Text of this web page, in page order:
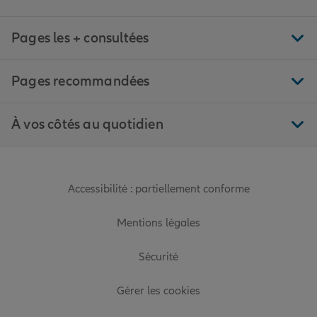
Pages les + consultées
Pages recommandées
À vos côtés au quotidien
Accessibilité : partiellement conforme
Mentions légales
Sécurité
Gérer les cookies